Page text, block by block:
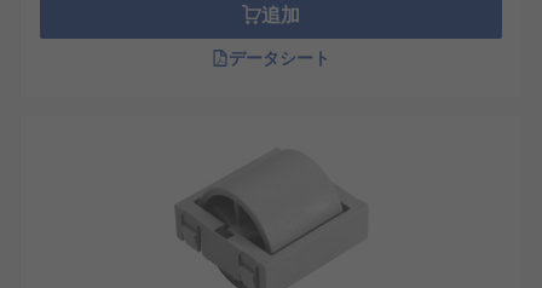
追加
データシート